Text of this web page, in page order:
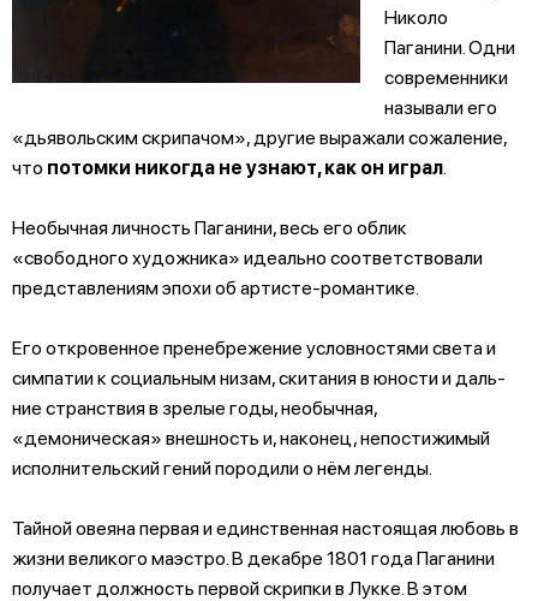
Николо
Паганини. Одни
современники
называли его
«дьявольским скрипачом», другие выражали сожаление,
что потомки никогда не узнают, как он играл
Необычная личность Паганини, весь его облик
«свободного ху­дожника» идеально соответствовали
представлениям эпохи об ар­тисте-романтике.
Его откровенное пренебрежение условностями света и
симпатии к социальным низам, скитания в юности и даль­
ние странствия в зрелые годы, необычная,
«демоническая» внеш­ность и, наконец, непостижимый
исполнительский гений породили о нём легенды.
Тайной овеяна первая и единственная настоящая любовь в
жизни великого маэстро. В декабре 1801 года Паганини
получает должность первой скрипки в Лукке. В этом